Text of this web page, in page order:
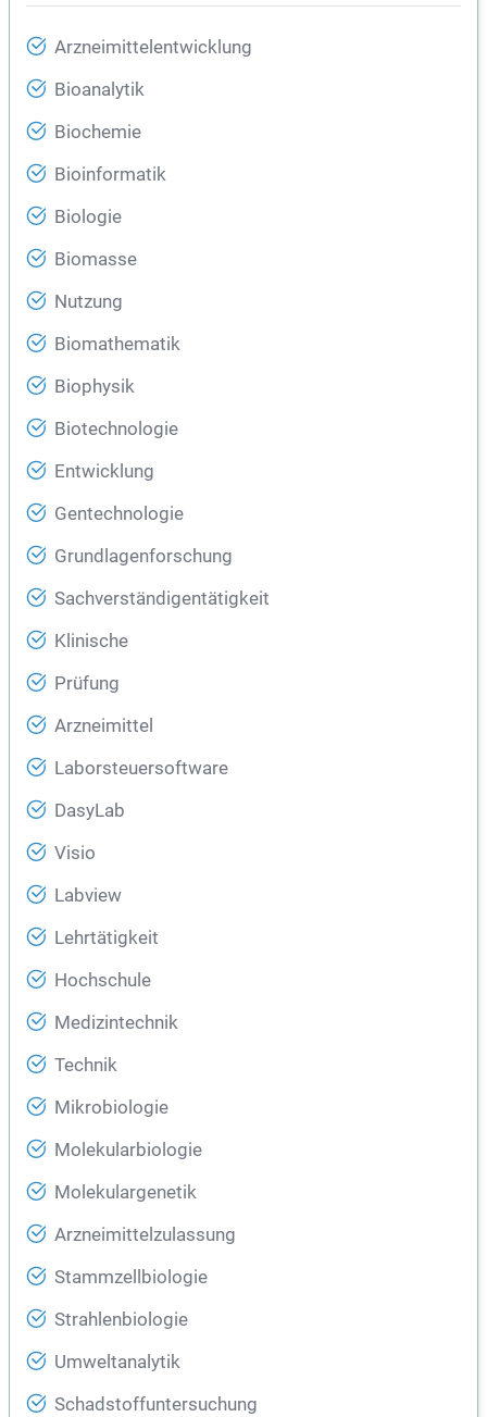
Arzneimittelentwicklung
Bioanalytik
Biochemie
Bioinformatik
Biologie
Biomasse
Nutzung
Biomathematik
Biophysik
Biotechnologie
Entwicklung
Gentechnologie
Grundlagenforschung
Sachverständigentätigkeit
Klinische
Prüfung
Arzneimittel
Laborsteuersoftware
DasyLab
Visio
Labview
Lehrtätigkeit
Hochschule
Medizintechnik
Technik
Mikrobiologie
Molekularbiologie
Molekulargenetik
Arzneimittelzulassung
Stammzellbiologie
Strahlenbiologie
Umweltanalytik
Schadstoffuntersuchung